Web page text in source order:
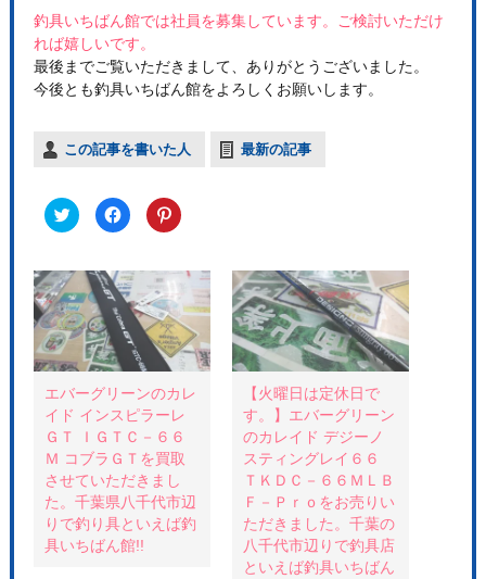
釣具いちばん館では社員を募集しています。ご検討いただけ
れば嬉しいです。
最後までご覧いただきまして、ありがとうございました。
今後とも釣具いちばん館をよろしくお願いします。
この記事を書いた人 最新の記事
ク
リ
て
T
w
i
t
t
r
共
有
(
新
い
ウ
ィ
ン
ド
ウ
で
開
F
a
o
o
k
で
共
有
す
る
は
ク
リ
ッ
ク
し
て
く
だ
さ
い
(
新
ク
リ
て
i
n
t
e
r
e
t
で
共
有
(
新
し
い
ウ
ィ
ン
ド
エバーグリーンのカレ
イド インスピラーレ
ＧＴ ＩＧＴＣ－６６
Ｍ コブラＧＴを買取
させていただきまし
た。千葉県八千代市辺
りで釣り具といえば釣
具いちばん館!!
【火曜日は定休日で
す。】エバーグリーン
のカレイド デジーノ
スティングレイ６６
ＴＫＤＣ－６６ＭＬＢ
Ｆ－Ｐｒｏをお売りい
ただきました。千葉の
八千代市辺りで釣具店
といえば釣具いちばん